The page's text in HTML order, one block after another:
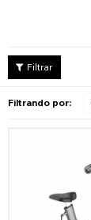
Filtrando por: